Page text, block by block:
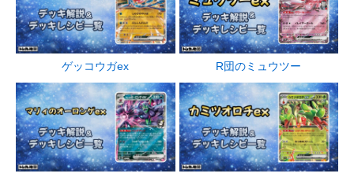
ゲッコウガex R団のミュウツー